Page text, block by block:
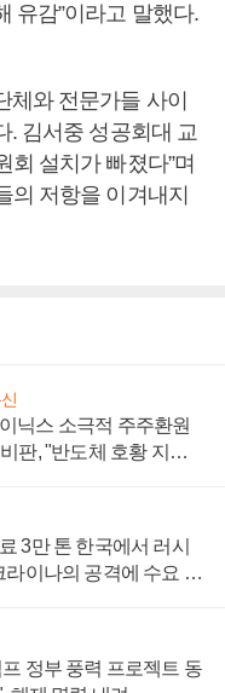
유감”이라고 말했다.
와 전문가들 사이
. 김서중 성공회대 교
회 설치가 빠졌다”며
의 저항을 이겨내지
닉스 소극적 주주환원
판, "반도체 호황 지속
3만 톤 한국에서 러시
라이나의 공격에 수요 늘
정부 풍력 프로젝트 동